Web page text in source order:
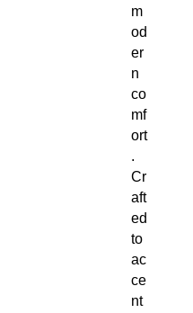
m
od
er
n
co
mf
ort
.
Cr
aft
ed
to
ac
ce
nt